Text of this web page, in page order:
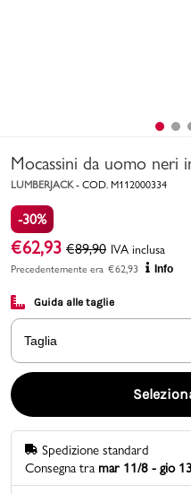
Sport
Marchi
Accedi | Registrati
Promo & News
negozi
Mocassini da uomo neri
LUMBERJACK - COD. M112000334
-30%
€62,93 €89,90 IVA inclusa
Precedentemente era €62,93 Info
Guida alle taglie
Taglia
Spedizione standard
Consegna tra mar 11/8 - gio